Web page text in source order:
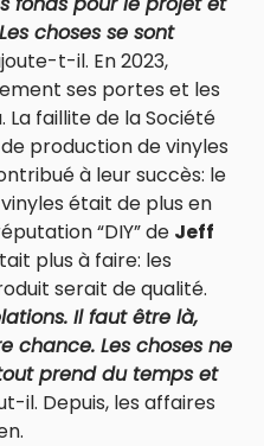
choses se sont
t-il. En 2023,
ses portes et les
faillite de la Société
production de vinyles
à leur succès: le
était de plus en
“DIY” de Jeff
plus à faire: les
serait de qualité.
Il faut être là,
chance. Les choses ne
prend du temps et
il. Depuis, les affaires